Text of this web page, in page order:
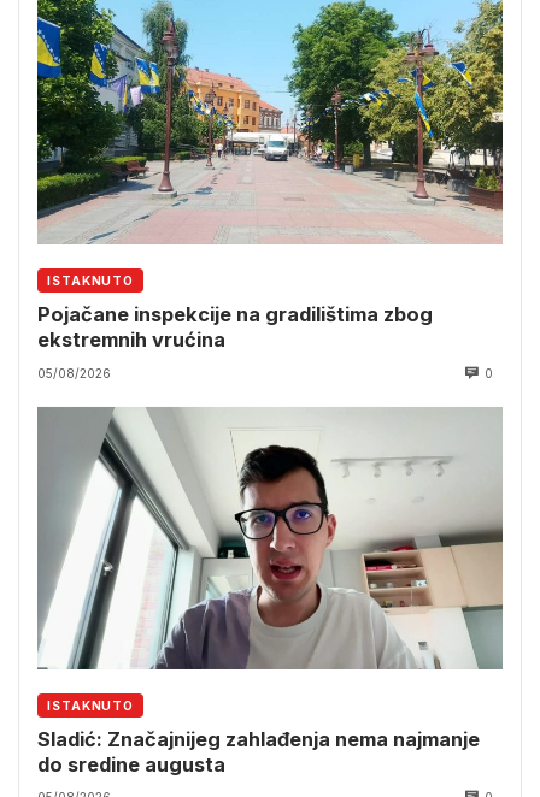
ISTAKNUTO
Pojačane inspekcije na gradilištima zbog
ekstremnih vrućina
05/08/2026 0
ISTAKNUTO
Sladić: Značajnijeg zahlađenja nema najmanje
do sredine augusta